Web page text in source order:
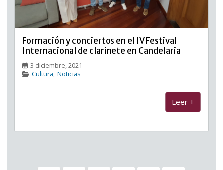
Formación y conciertos en el IV Festival
Internacional de clarinete en Candelaria
3 diciembre, 2021
Cultura, Noticias
Leer +